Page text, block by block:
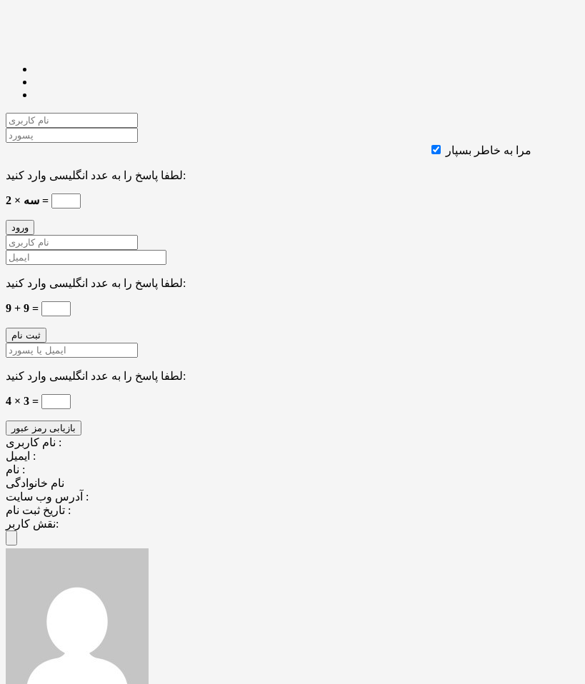
مرا به خاطر بسپار
لطفا پاسخ را به عدد انگلیسی وارد کنید:
2 × سه =
لطفا پاسخ را به عدد انگلیسی وارد کنید:
9 + 9 =
لطفا پاسخ را به عدد انگلیسی وارد کنید:
4 × 3 =
نام کاربری :
ایمیل :
نام :
نام خانوادگی
آدرس وب سایت :
تاریخ ثبت نام :
نقش کاربر: